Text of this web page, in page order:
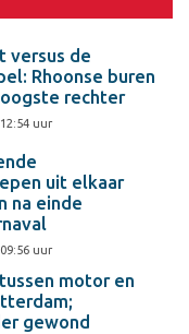
versus de
Rhoonse buren
rechter
uur
uit elkaar
na einde
uur
motor en
gewond